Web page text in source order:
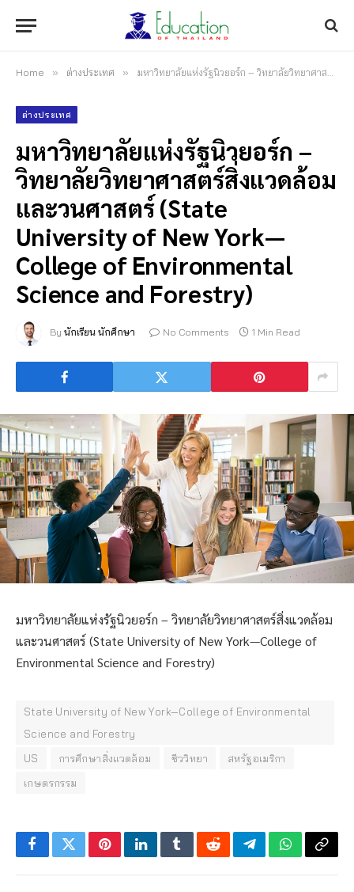
Home » ต่างประเทศ » มหาวิทยาลัยแห่งรัฐนิวยอร์ก – วิทยาลัยวิทยาศาสตร์สิ่งแวดล้อมและวนศาสตร์ (State University of New York—College of Environmental Science and Forestry)
ต่างประเทศ
มหาวิทยาลัยแห่งรัฐนิวยอร์ก –
วิทยาลัยวิทยาศาสตร์สิ่งแวดล้อม
และวนศาสตร์ (State
University of New York—
College of Environmental
Science and Forestry)
By นักเรียน นักศึกษา No Comments 1 Min Read
มหาวิทยาลัยแห่งรัฐนิวยอร์ก – วิทยาลัยวิทยาศาสตร์สิ่งแวดล้อม
และวนศาสตร์ (State University of New York—College of
Environmental Science and Forestry)
State University of New York—College of Environmental
Science and Forestry
US
การศึกษาสิ่งแวดล้อม ชีววิทยา
สหรัฐอเมริกา
เกษตรกรรม
FacebookTwitterPinterestLinkedInTumblrRedditTelegramWhatsApp
Copy